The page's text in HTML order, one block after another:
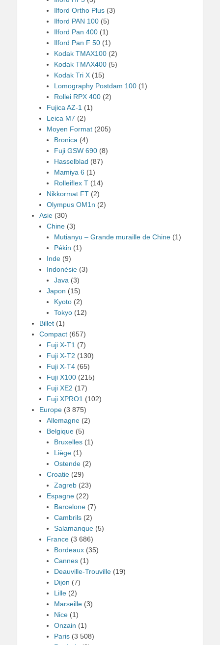
Ilford Ortho Plus (3)
Ilford PAN 100 (5)
Ilford Pan 400 (1)
Ilford Pan F 50 (1)
Kodak TMAX100 (2)
Kodak TMAX400 (5)
Kodak Tri X (15)
Lomography Postdam 100 (1)
Rollei RPX 400 (2)
Fujica AZ-1 (1)
Leica M7 (2)
Moyen Format (205)
Bronica (4)
Fuji GSW 690 (8)
Hasselblad (87)
Mamiya 6 (1)
Rolleiflex T (14)
Nikkormat FT (2)
Olympus OM1n (2)
Asie (30)
Chine (3)
Mutianyu – Grande muraille de Chine (1)
Pékin (1)
Inde (9)
Indonésie (3)
Java (3)
Japon (15)
Kyoto (2)
Tokyo (12)
Billet (1)
Compact (657)
Fuji X-T1 (7)
Fuji X-T2 (130)
Fuji X-T4 (65)
Fuji X100 (215)
Fuji XE2 (17)
Fuji XPRO1 (102)
Europe (3 875)
Allemagne (2)
Belgique (5)
Bruxelles (1)
Liège (1)
Ostende (2)
Croatie (29)
Zagreb (23)
Espagne (22)
Barcelone (7)
Cambrils (2)
Salamanque (5)
France (3 686)
Bordeaux (35)
Cannes (1)
Deauville-Trouville (19)
Dijon (7)
Lille (2)
Marseille (3)
Nice (1)
Onzain (1)
Paris (3 508)